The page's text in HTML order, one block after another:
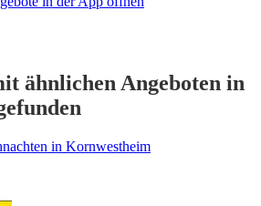
ähnlichen Angeboten in
in Kornwestheim